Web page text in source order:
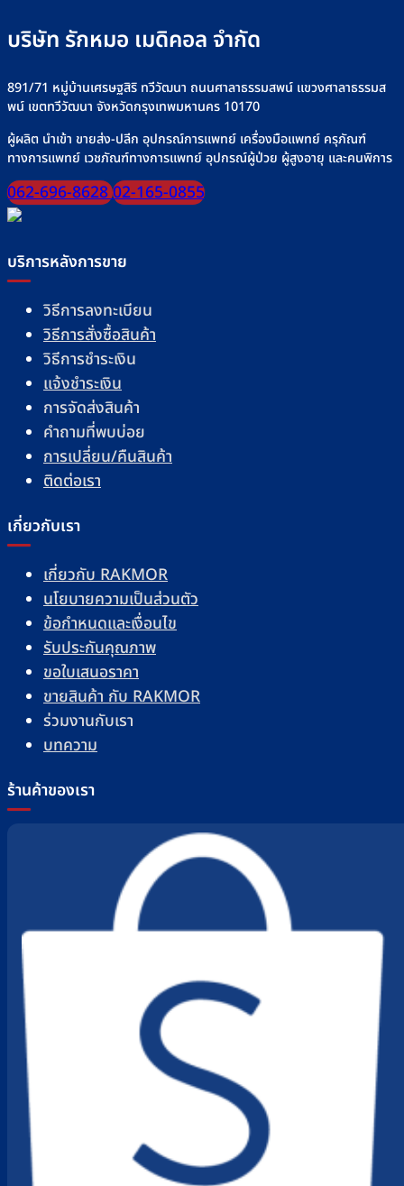
บริษัท รักหมอ เมดิคอล จำกัด
891/71 หมู่บ้านเศรษฐสิริ ทวีวัฒนา ถนนศาลาธรรมสพน์ แขวงศาลาธรรมส
พน์ เขตทวีวัฒนา จังหวัดกรุงเทพมหานคร 10170
ผู้ผลิต นำเข้า ขายส่ง-ปลีก อุปกรณ์การแพทย์ เครื่องมือแพทย์ ครุภัณฑ์
ทางการแพทย์ เวชภัณฑ์ทางการแพทย์ อุปกรณ์ผู้ป่วย ผู้สูงอายุ และคนพิการ
062-696-862802-165-0855
บริการหลังการขาย
วิธีการลงทะเบียน
วิธีการสั่งซื้อสินค้า
วิธีการชำระเงิน
แจ้งชำระเงิน
การจัดส่งสินค้า
คำถามที่พบบ่อย
การเปลี่ยน/คืนสินค้า
ติดต่อเรา
เกี่ยวกับเรา
เกี่ยวกับ RAKMOR
นโยบายความเป็นส่วนตัว
ข้อกำหนดและเงื่อนไข
รับประกันคุณภาพ
ขอใบเสนอราคา
ขายสินค้า กับ RAKMOR
ร่วมงานกับเรา
บทความ
ร้านค้าของเรา